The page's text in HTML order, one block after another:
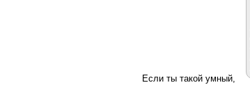
Если ты такой умный,